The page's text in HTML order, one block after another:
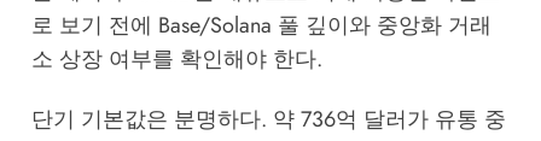
로 보기 전에 Base/Solana 풀 깊이와 중앙화 거래
소 상장 여부를 확인해야 한다.
단기 기본값은 분명하다. 약 736억 달러가 유통 중